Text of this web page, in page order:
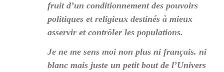
fruit d’un conditionnement des pouvoirs
politiques et religieux destinés à mieux
asservir et contrôler les populations.
Je ne me sens moi non plus ni français. ni
blanc mais juste un petit bout de l’Univers